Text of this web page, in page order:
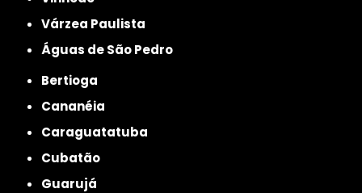
Várzea Paulista
Águas de São Pedro
Bertioga
Cananéia
Caraguatatuba
Cubatão
Guarujá